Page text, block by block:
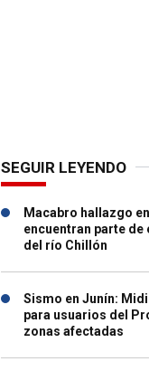
SEGUIR LEYENDO
Macabro hallazgo
encuentran parte de
del río Chillón
Sismo en Junín:
para usuarios del
zonas afectadas